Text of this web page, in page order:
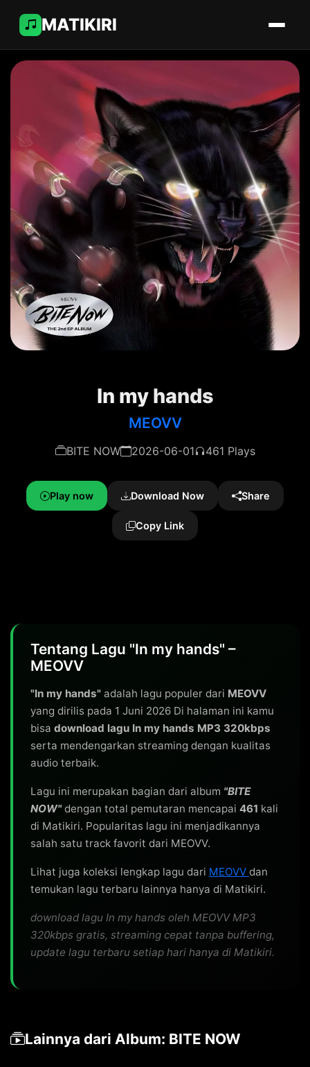
MATIKIRI
In my hands
MEOVV
BITE NOW 2026-06-01 461 Plays
Play now Download Now Share
Copy Link
Tentang Lagu "In my hands" –
MEOVV
"In my hands" adalah lagu populer dari MEOVV
yang dirilis pada 1 Juni 2026 Di halaman ini kamu
bisa download lagu In my hands MP3 320kbps
serta mendengarkan streaming dengan kualitas
audio terbaik.
Lagu ini merupakan bagian dari album "BITE
NOW"dengan total pemutaran mencapai 461 kali
di Matikiri. Popularitas lagu ini menjadikannya
salah satu track favorit dari MEOVV.
Lihat juga koleksi lengkap lagu dari MEOVV dan
temukan lagu terbaru lainnya hanya di Matikiri.
download lagu In my hands oleh MEOVV MP3
320kbps gratis, streaming cepat tanpa buffering,
update lagu terbaru setiap hari hanya di Matikiri.
Lainnya dari Album: BITE NOW